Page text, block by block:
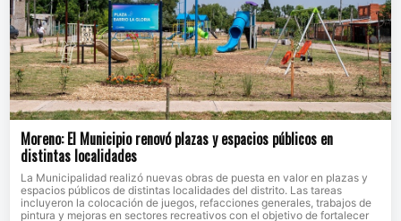
Moreno: El Municipio renovó plazas y espacios públicos en
distintas localidades
La Municipalidad realizó nuevas obras de puesta en valor en plazas y
espacios públicos de distintas localidades del distrito. Las tareas
incluyeron la colocación de juegos, refacciones generales, trabajos de
pintura y mejoras en sectores recreativos con el objetivo de fortalecer